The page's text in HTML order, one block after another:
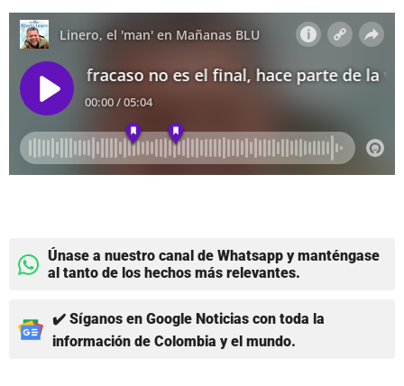
Únase a nuestro canal de Whatsapp y manténgase
al tanto de los hechos más relevantes.
✔️ Síganos en Google Noticias con toda la
información de Colombia y el mundo.